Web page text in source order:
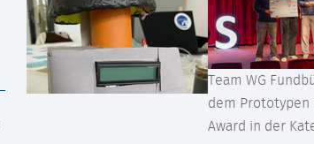
Team WG
dem Prototypen
Award in der